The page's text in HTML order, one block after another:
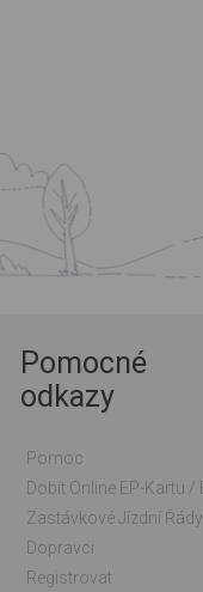
Pomocné
odkazy
Pomoc
Zastávkové Jízdní Řády
Dopravci
Registrovat